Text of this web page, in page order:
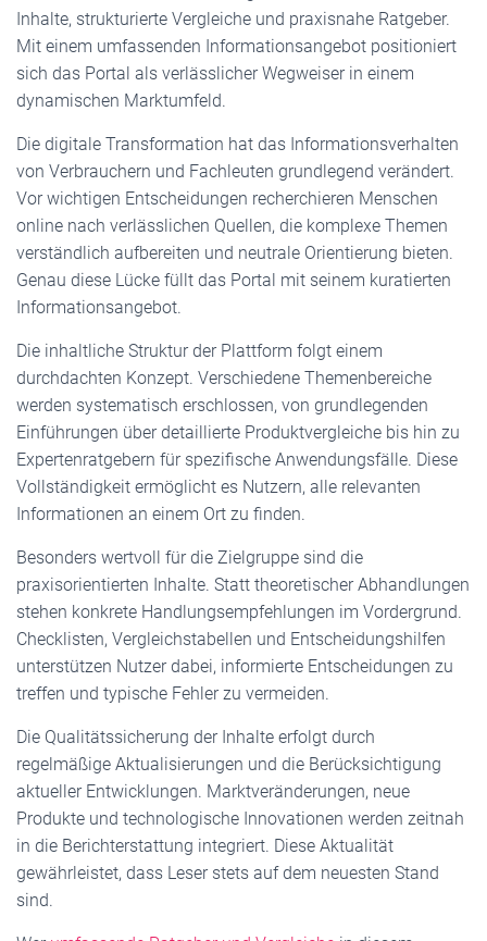
Inhalte, strukturierte Vergleiche und praxisnahe Ratgeber.
Mit einem umfassenden Informationsangebot positioniert
sich das Portal als verlässlicher Wegweiser in einem
dynamischen Marktumfeld.
Die digitale Transformation hat das Informationsverhalten
von Verbrauchern und Fachleuten grundlegend verändert.
Vor wichtigen Entscheidungen recherchieren Menschen
online nach verlässlichen Quellen, die komplexe Themen
verständlich aufbereiten und neutrale Orientierung bieten.
Genau diese Lücke füllt das Portal mit seinem kuratierten
Informationsangebot.
Die inhaltliche Struktur der Plattform folgt einem
durchdachten Konzept. Verschiedene Themenbereiche
werden systematisch erschlossen, von grundlegenden
Einführungen über detaillierte Produktvergleiche bis hin zu
Expertenratgebern für spezifische Anwendungsfälle. Diese
Vollständigkeit ermöglicht es Nutzern, alle relevanten
Informationen an einem Ort zu finden.
Besonders wertvoll für die Zielgruppe sind die
praxisorientierten Inhalte. Statt theoretischer Abhandlungen
stehen konkrete Handlungsempfehlungen im Vordergrund.
Checklisten, Vergleichstabellen und Entscheidungshilfen
unterstützen Nutzer dabei, informierte Entscheidungen zu
treffen und typische Fehler zu vermeiden.
Die Qualitätssicherung der Inhalte erfolgt durch
regelmäßige Aktualisierungen und die Berücksichtigung
aktueller Entwicklungen. Marktveränderungen, neue
Produkte und technologische Innovationen werden zeitnah
in die Berichterstattung integriert. Diese Aktualität
gewährleistet, dass Leser stets auf dem neuesten Stand
sind.